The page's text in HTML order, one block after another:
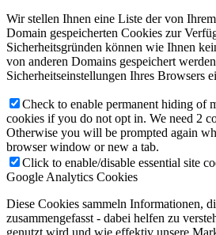
Wir stellen Ihnen eine Liste der von
Domain gespeicherten Cookies zur
Sicherheitsgründen können wie Ihnen
von anderen Domains gespeichert
Sicherheitseinstellungen Ihres Browsers
Check to enable permanent hiding of
cookies if you do not opt in. We need 2
Otherwise you will be prompted again
browser window or new a tab.
Click to enable/disable essential site
Google Analytics Cookies
Diese Cookies sammeln Informationen,
zusammengefasst - dabei helfen zu